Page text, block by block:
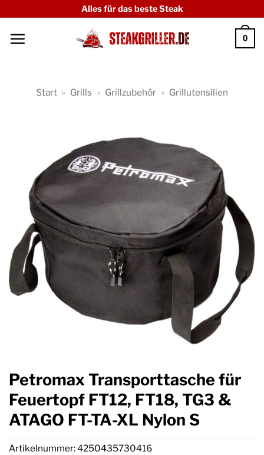
springen
Alles für das beste Steak
0
Start » Grills » Grillzubehör » Grillutensilien
Petromax Transporttasche für
Feuertopf FT12, FT18, TG3 &
ATAGO FT-TA-XL Nylon S
Artikelnummer:4250435730416